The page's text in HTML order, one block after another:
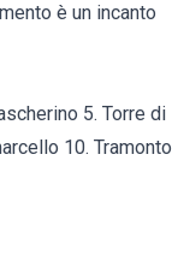
è un incanto
5. Torre di
10. Tramonto